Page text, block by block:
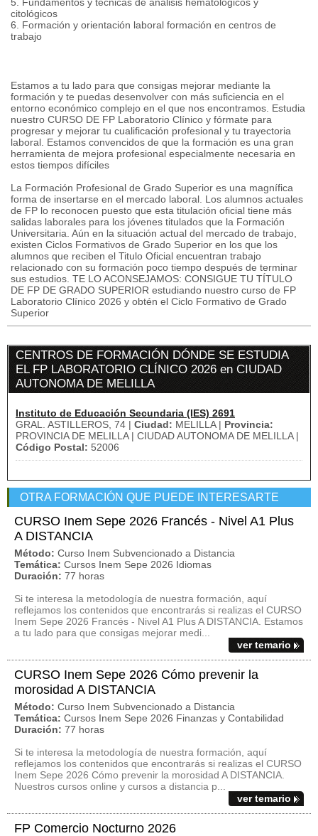
citológicos
6. Formación y orientación laboral formación en centros de
trabajo
Estamos a tu lado para que consigas mejorar mediante la
formación y te puedas desenvolver con más suficiencia en el
entorno económico complejo en el que nos encontramos. Estudia
nuestro CURSO DE FP Laboratorio Clínico y fórmate para
progresar y mejorar tu cualificación profesional y tu trayectoria
laboral. Estamos convencidos de que la formación es una gran
herramienta de mejora profesional especialmente necesaria en
estos tiempos difíciles
La Formación Profesional de Grado Superior es una magnífica
forma de insertarse en el mercado laboral. Los alumnos actuales
de FP lo reconocen puesto que esta titulación oficial tiene más
salidas laborales para los jóvenes titulados que la Formación
Universitaria. Aún en la situación actual del mercado de trabajo,
existen Ciclos Formativos de Grado Superior en los que los
alumnos que reciben el Titulo Oficial encuentran trabajo
relacionado con su formación poco tiempo después de terminar
sus estudios. TE LO ACONSEJAMOS: CONSIGUE TU TÍTULO
DE FP DE GRADO SUPERIOR estudiando nuestro curso de FP
Laboratorio Clínico 2026 y obtén el Ciclo Formativo de Grado
Superior
CENTROS DE FORMACIÓN DÓNDE SE ESTUDIA
EL FP LABORATORIO CLÍNICO 2026 en CIUDAD
AUTONOMA DE MELILLA
Instituto de Educación Secundaria (IES) 2691
GRAL. ASTILLEROS, 74 | Ciudad: MELILLA | Provincia:
PROVINCIA DE MELILLA | CIUDAD AUTONOMA DE MELILLA |
Código Postal: 52006
OTRA FORMACIÓN QUE PUEDE INTERESARTE
CURSO Inem Sepe 2026 Francés - Nivel A1 Plus
A DISTANCIA
Método: Curso Inem Subvencionado a Distancia
Temática: Cursos Inem Sepe 2026 Idiomas
Duración: 77 horas
Si te interesa la metodología de nuestra formación, aquí
reflejamos los contenidos que encontrarás si realizas el CURSO
Inem Sepe 2026 Francés - Nivel A1 Plus A DISTANCIA. Estamos
a tu lado para que consigas mejorar medi...
ver temario
CURSO Inem Sepe 2026 Cómo prevenir la
morosidad A DISTANCIA
Método: Curso Inem Subvencionado a Distancia
Temática: Cursos Inem Sepe 2026 Finanzas y Contabilidad
Duración: 77 horas
Si te interesa la metodología de nuestra formación, aquí
reflejamos los contenidos que encontrarás si realizas el CURSO
Inem Sepe 2026 Cómo prevenir la morosidad A DISTANCIA.
Nuestros cursos online y cursos a distancia p...
ver temario
FP Comercio Nocturno 2026